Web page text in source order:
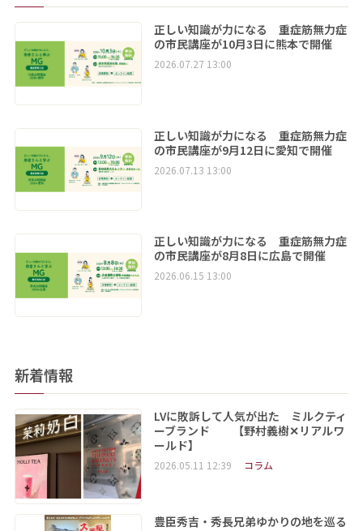
正しい知識が力になる 重症筋無力症
の市民講座が10月3日に熊本で開催
2026.07.27 13:00
正しい知識が力になる 重症筋無力症
の市民講座が9月12日に愛知で開催
2026.07.13 13:00
正しい知識が力になる 重症筋無力症
の市民講座が8月8日に広島で開催
2026.06.15 13:00
新着情報
LVに敗訴して人気が出た ミルクティ
ーブランド 【野村義樹✕リアルワ
ールド】
2026.05.11 12:39 コラム
豊臣秀吉・秀長兄弟ゆかりの地を巡る